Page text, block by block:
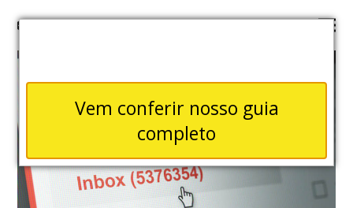
Vem conferir nosso guia
completo